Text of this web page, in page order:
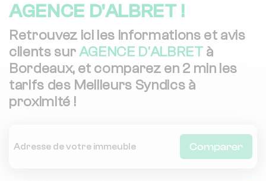
AGENCE D'ALBRET !
Retrouvez ici les informations et avis
clients surAGENCE D'ALBRET à
Bordeaux, et comparez en 2 min les
tarifs des Meilleurs Syndics à
proximité !
Comparer